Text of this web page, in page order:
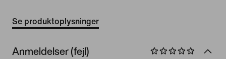
Se produktoplysninger
Anmeldelser (fejl)